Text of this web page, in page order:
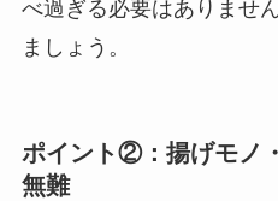
べ過ぎる必要はありませ
ましょう。
ポイント②：揚げモノ
無難